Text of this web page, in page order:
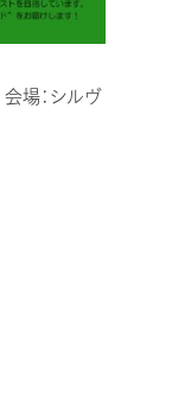
会場：シルヴ